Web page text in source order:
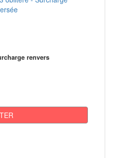
renvers